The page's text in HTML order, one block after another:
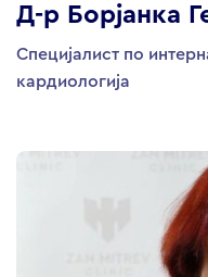
Д-р Борјанка
Специјалист по
кардиологија